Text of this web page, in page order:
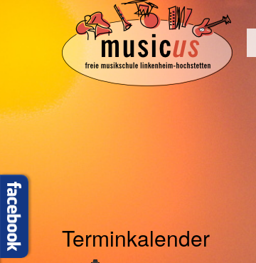
Terminkalender